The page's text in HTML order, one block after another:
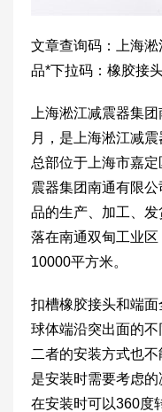
文章查询码：上海
品*下拉码：橡胶接
上海淞江减震器集
月，是上海淞江减
总部位于上海市嘉
震器集团南通有限
品的生产、加工、
落在南通双甸工业
10000平方米。
扣槽橡胶接头和端
球体端沿突出面的不
二者的安装方式也
是安装时需要考虑
在安装时可以360度